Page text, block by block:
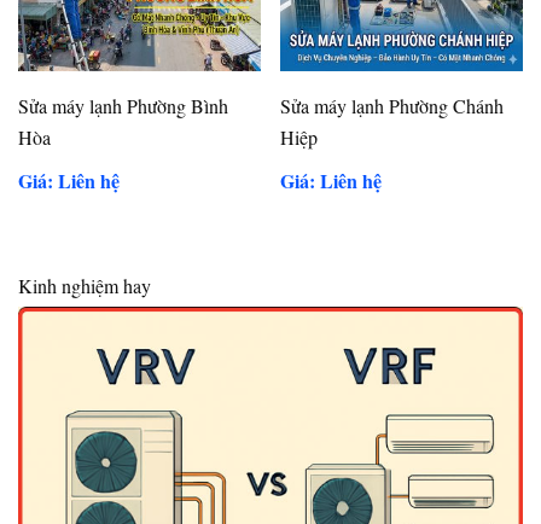
Sửa máy lạnh Phường Bình
Hòa
Giá: Liên hệ
Sửa máy lạnh Phường Chánh
Hiệp
Giá: Liên hệ
Kinh nghiệm hay